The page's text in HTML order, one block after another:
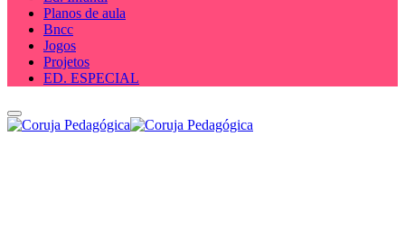
Planos de aula
Bncc
Jogos
Projetos
ED. ESPECIAL